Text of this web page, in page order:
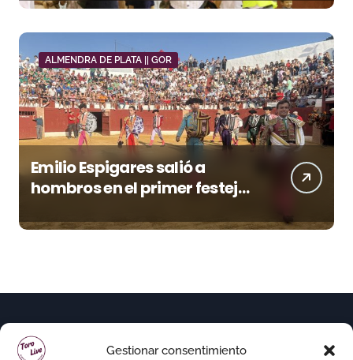
Gestionar consentimiento
ALMENDRA DE PLATA || GOR
Emilio Espigares salió a
hombros en el primer festejo
la Feria de Gor